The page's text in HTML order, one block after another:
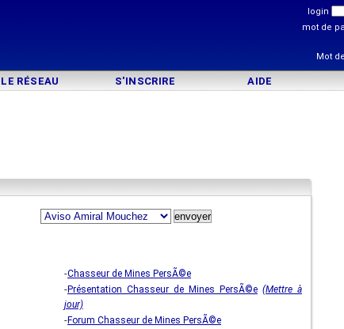
login
mot de
Mot
LE RÉSEAU S'INSCRIRE AIDE
-Chasseur de Mines PersÃ©e
-Présentation Chasseur de Mines PersÃ©e (Mettre à
jour)
-Forum Chasseur de Mines PersÃ©e